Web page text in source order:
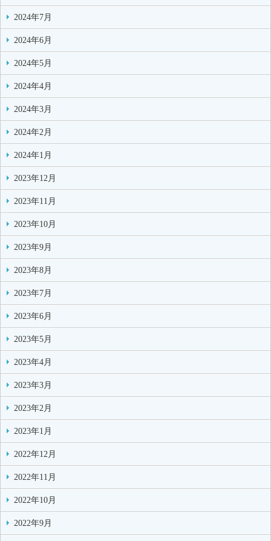
2024年7月
2024年6月
2024年5月
2024年4月
2024年3月
2024年2月
2024年1月
2023年12月
2023年11月
2023年10月
2023年9月
2023年8月
2023年7月
2023年6月
2023年5月
2023年4月
2023年3月
2023年2月
2023年1月
2022年12月
2022年11月
2022年10月
2022年9月